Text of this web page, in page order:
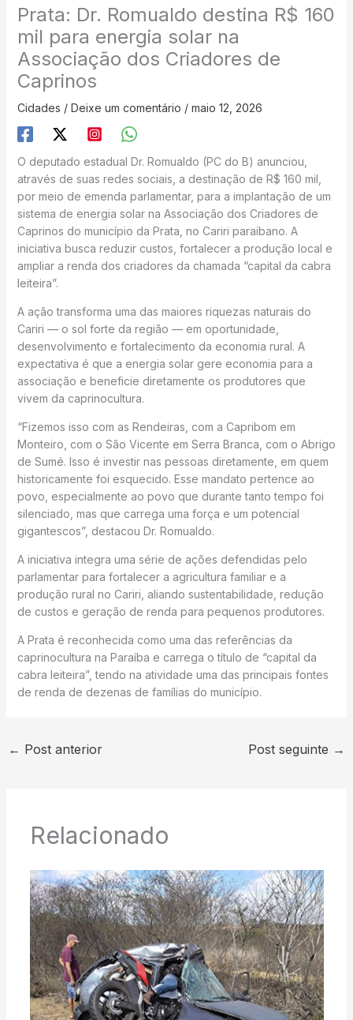
Prata: Dr. Romualdo destina R$ 160
mil para energia solar na
Associação dos Criadores de
Caprinos
Cidades / Deixe um comentário / maio 12, 2026
O deputado estadual Dr. Romualdo (PC do B) anunciou,
através de suas redes sociais, a destinação de R$ 160 mil,
por meio de emenda parlamentar, para a implantação de um
sistema de energia solar na Associação dos Criadores de
Caprinos do município da Prata, no Cariri paraibano. A
iniciativa busca reduzir custos, fortalecer a produção local e
ampliar a renda dos criadores da chamada “capital da cabra
leiteira”.
A ação transforma uma das maiores riquezas naturais do
Cariri — o sol forte da região — em oportunidade,
desenvolvimento e fortalecimento da economia rural. A
expectativa é que a energia solar gere economia para a
associação e beneficie diretamente os produtores que
vivem da caprinocultura.
“Fizemos isso com as Rendeiras, com a Capribom em
Monteiro, com o São Vicente em Serra Branca, com o Abrigo
de Sumé. Isso é investir nas pessoas diretamente, em quem
historicamente foi esquecido. Esse mandato pertence ao
povo, especialmente ao povo que durante tanto tempo foi
silenciado, mas que carrega uma força e um potencial
gigantescos”, destacou Dr. Romualdo.
A iniciativa integra uma série de ações defendidas pelo
parlamentar para fortalecer a agricultura familiar e a
produção rural no Cariri, aliando sustentabilidade, redução
de custos e geração de renda para pequenos produtores.
A Prata é reconhecida como uma das referências da
caprinocultura na Paraíba e carrega o título de “capital da
cabra leiteira”, tendo na atividade uma das principais fontes
de renda de dezenas de famílias do município.
← Post anterior Post seguinte →
Relacionado